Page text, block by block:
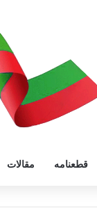
قطعنامه مقالات